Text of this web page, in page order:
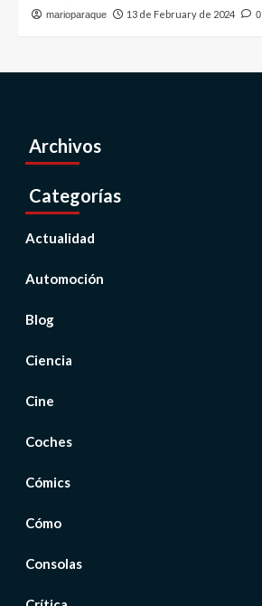
marioparaque 13 de February de 2024 0
Archivos
Categorías
Actualidad
Automoción
Blog
Ciencia
Cine
Coches
Cómics
Cómo
Consolas